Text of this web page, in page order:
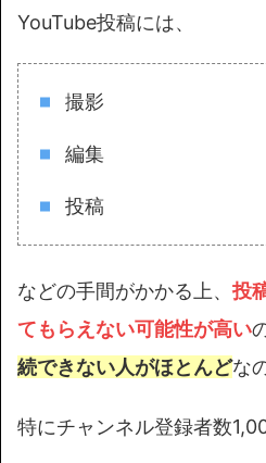
YouTube投稿には、
撮影
編集
投稿
などの手間がかかる上、 投
てもらえない可能性が高い
続できない人がほとんどな
特にチャンネル登録者数